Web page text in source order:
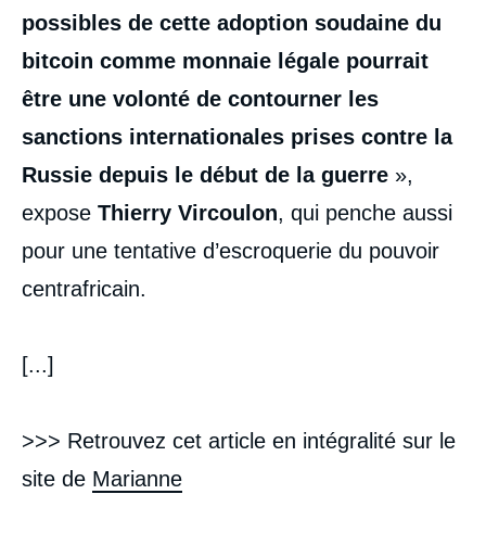
possibles de cette adoption soudaine du
bitcoin comme monnaie légale pourrait
être une volonté de contourner les
sanctions internationales prises contre la
Russie depuis le début de la guerre »,
expose Thierry Vircoulon, qui penche aussi
pour une tentative d’escroquerie du pouvoir
centrafricain.
[...]
>>> Retrouvez cet article en intégralité sur le
site de Marianne